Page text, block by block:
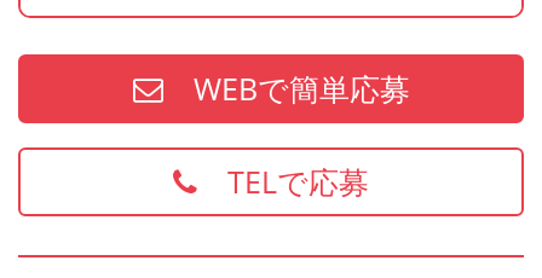
◆制服貸与
・2年以上の勤務経験がある方
・調理師免許
※上記の資格、経験をお持ちの方は給与面などを優遇いた
WEBで簡単応募
TELで応募